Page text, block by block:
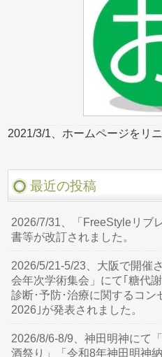
2021/3/1、ホームページをリ
最近の投稿
2026/7/31、「FreeStyleリブ
書等が改訂されました。
2026/5/21-5/23、大阪で開催
会年次学術集会」にて｢糖代
診断･予防･治療に関するコン
2026｣が発表されました。
2026/8/6-8/9、神田明神にて
酒祭り」「令和8年神田明神